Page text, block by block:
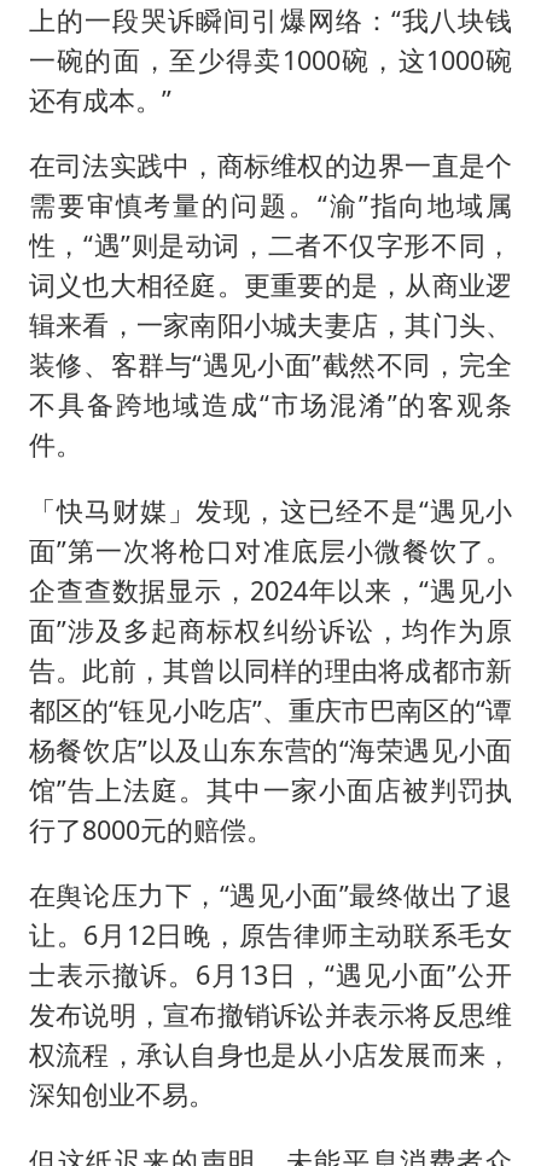
上的一段哭诉瞬间引爆网络：“我八块钱
一碗的面，至少得卖1000碗，这1000碗
还有成本。”
在司法实践中，商标维权的边界一直是个
需要审慎考量的问题。“渝”指向地域属
性，“遇”则是动词，二者不仅字形不同，
词义也大相径庭。更重要的是，从商业逻
辑来看，一家南阳小城夫妻店，其门头、
装修、客群与“遇见小面”截然不同，完全
不具备跨地域造成“市场混淆”的客观条
件。
「快马财媒」发现，这已经不是“遇见小
面”第一次将枪口对准底层小微餐饮了。
企查查数据显示，2024年以来，“遇见小
面”涉及多起商标权纠纷诉讼，均作为原
告。此前，其曾以同样的理由将成都市新
都区的“钰见小吃店”、重庆市巴南区的“谭
杨餐饮店”以及山东东营的“海荣遇见小面
馆”告上法庭。其中一家小面店被判罚执
行了8000元的赔偿。
在舆论压力下，“遇见小面”最终做出了退
让。6月12日晚，原告律师主动联系毛女
士表示撤诉。6月13日，“遇见小面”公开
发布说明，宣布撤销诉讼并表示将反思维
权流程，承认自身也是从小店发展而来，
深知创业不易。